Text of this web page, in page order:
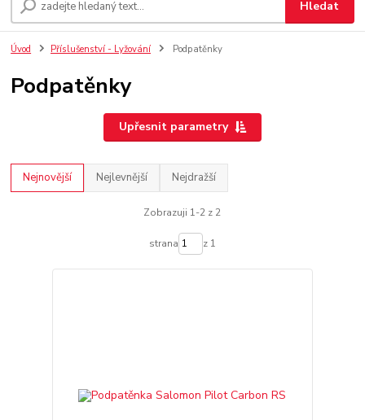
Hledat
Úvod Příslušenství - Lyžování Podpatěnky
Podpatěnky
Upřesnit parametry
Nejnovější Nejlevnější Nejdražší
Zobrazuji 1-2 z 2
strana z 1